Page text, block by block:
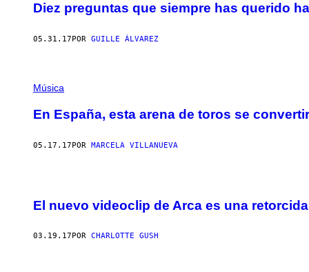
Diez preguntas que siempre has querido
05.31.17 POR GUILLE ÁLVAREZ
Música
En España, esta arena de toros se
05.17.17POR MARCELA VILLANUEVA
El nuevo videoclip de Arca es una
03.19.17 POR CHARLOTTE GUSH